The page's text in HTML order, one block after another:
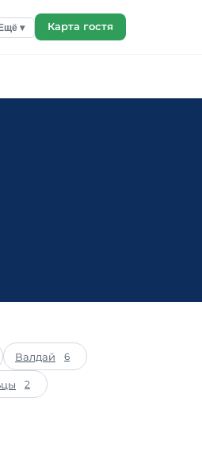
▾ Карта гостя
Валдай 6
2